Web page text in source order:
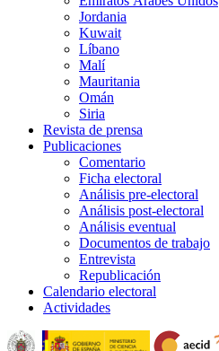
Jordania
Kuwait
Líbano
Malí
Mauritania
Omán
Siria
Revista de prensa
Publicaciones
Comentario
Ficha electoral
Análisis pre-electoral
Análisis post-electoral
Análisis eventual
Documentos de trabajo
Entrevista
Republicación
Calendario electoral
Actividades